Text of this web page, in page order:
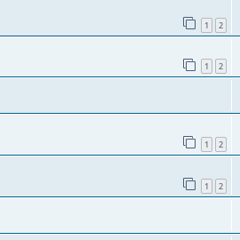
1 2
1 2
1 2
1 2